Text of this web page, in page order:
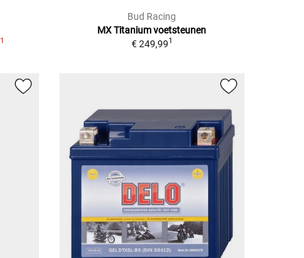
1
Bud Racing
MX Titanium voetsteunen
€ 249,991